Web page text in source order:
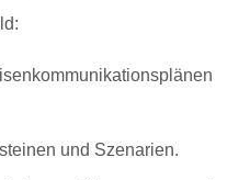
und Szenarien.